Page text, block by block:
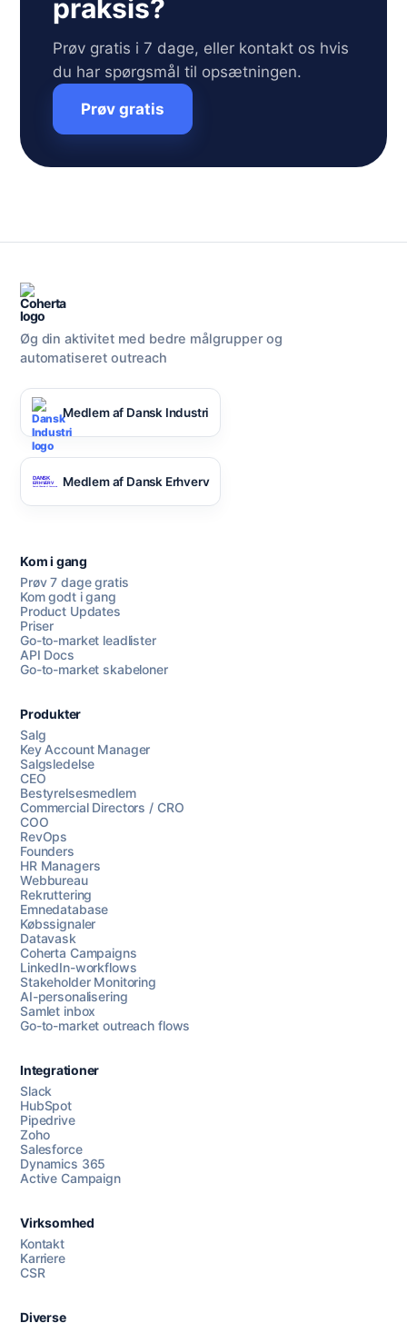
praksis?
Prøv gratis i 7 dage, eller kontakt os hvis
du har spørgsmål til opsætningen.
Prøv gratis
Chat med os
AI Campaign Assist
Øg din aktivitet med bedre målgrupper og
automatiseret outreach
Medlem af Dansk Industri
Medlem af Dansk Erhverv
Kom i gang
Prøv 7 dage gratis
Kom godt i gang
Product Updates
Priser
Go-to-market leadlister
API Docs
Go-to-market skabeloner
Produkter
Salg
Key Account Manager
Salgsledelse
CEO
Bestyrelsesmedlem
Commercial Directors / CRO
COO
RevOps
Founders
HR Managers
Webbureau
Rekruttering
Emnedatabase
Købssignaler
Datavask
Coherta Campaigns
LinkedIn-workflows
Stakeholder Monitoring
AI-personalisering
Samlet inbox
Go-to-market outreach flows
Integrationer
Slack
HubSpot
Pipedrive
Zoho
Salesforce
Dynamics 365
Active Campaign
Virksomhed
Kontakt
Karriere
CSR
Diverse